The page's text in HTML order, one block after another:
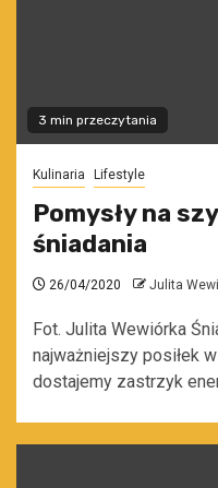
3 min przeczytania
Kulinaria Lifestyle
Pomysły na
śniadania
26/04/2020 Julita
Fot. Julita Wewiórka
najważniejszy posiłek
dostajemy zastrzyk